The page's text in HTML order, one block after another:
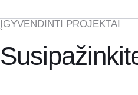
ĮGYVENDINTI PROJEKTAI